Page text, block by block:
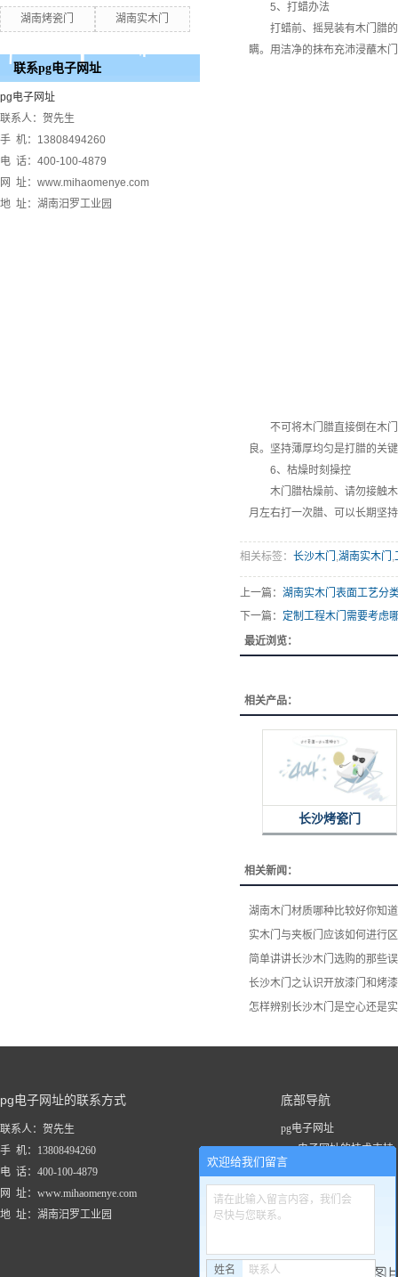
湖南烤瓷门 湖南实木门
联系pg电子网址
pg电子网址
联系人：贺先生
手 机：13808494260
电 话：400-100-4879
网 址：www.mihaomenye.com
地 址：湖南汨罗工业园
5、打蜡办法
打蜡前、摇晃装有木门腊的
瞒。用洁净的抹布充沛浸蘸木
不可将木门腊直接倒在木门
良。坚持薄厚均匀是打腊的关
6、枯燥时刻操控
木门腊枯燥前、请勿接触木
月左右打一次腊、可以长期坚
相关标签： 长沙木门 ,湖南实木门 ,
上一篇： 湖南实木门表面工艺分
下一篇： 定制工程木门需要考虑
最近浏览：
相关产品：
长沙烤瓷门
相关新闻：
湖南木门材质哪种比较好你知
实木门与夹板门应该如何进行
简单讲讲长沙木门选购的那些
长沙木门之认识开放漆门和烤
怎样辨别长沙木门是空心还是
pg电子网址的联系方式
联系人：贺先生
手 机：13808494260
电 话：400-100-4879
网 址：www.mihaomenye.com
地 址：湖南汨罗工业园
底部导航
pg电子网址
pg电子网址的技术支持
关于pg电子网址
工程案例
欢迎给我们留言
请在此输入留言内容，我们会
尽快与您联系。
姓名 联系人